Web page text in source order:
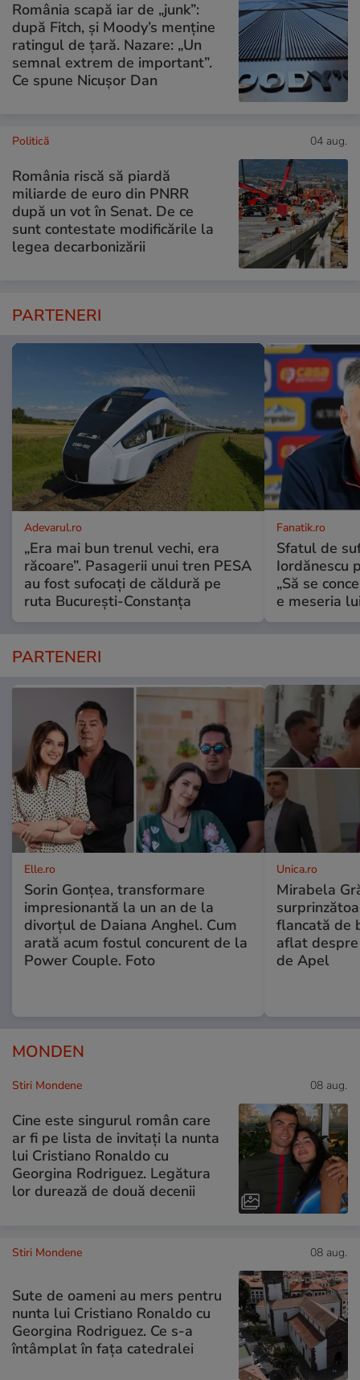
România scapă iar de „junk”:
după Fitch, și Moody’s menține
ratingul de țară. Nazare: „Un
semnal extrem de important”.
Ce spune Nicușor Dan
Politică 04 aug.
România riscă să piardă
miliarde de euro din PNRR
după un vot în Senat. De ce
sunt contestate modificările la
legea decarbonizării
PARTENERI
Adevarul.ro
„Era mai bun trenul vechi, era
răcoare”. Pasagerii unui tren PESA
au fost sufocați de căldură pe
ruta București-Constanța
Fanatik.ro
Sfatul de
Iordănescu
„Să se
e meseria
PARTENERI
Elle.ro
Sorin Gonțea, transformare
impresionantă la un an de la
divorțul de Daiana Anghel. Cum
arată acum fostul concurent de la
Power Couple. Foto
Unica.ro
Mirabela
flancată de
aflat
de Apel
MONDEN
Stiri Mondene 08 aug.
Cine este singurul român care
ar fi pe lista de invitați la nunta
lui Cristiano Ronaldo cu
Georgina Rodriguez. Legătura
lor durează de două decenii
Stiri Mondene 08 aug.
Sute de oameni au mers pentru
nunta lui Cristiano Ronaldo cu
Georgina Rodriguez. Ce s-a
întâmplat în fața catedralei